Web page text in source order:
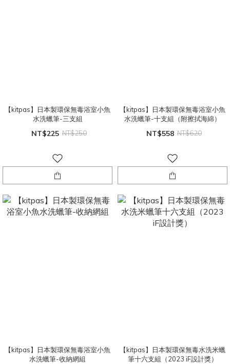
【kitpas】日本製環保無毒浴室小魚
水洗蠟筆-三支組
NT$225 NT$250
【kitpas】日本製環保無毒浴室小魚
水洗蠟筆-十支組（附擦拭海綿）
NT$558 NT$620
【kitpas】日本製環保無毒浴室小魚
水洗蠟筆-收納網組
【kitpas】日本製環保無毒水洗米蠟
筆十六支組（2023 iF設計獎）